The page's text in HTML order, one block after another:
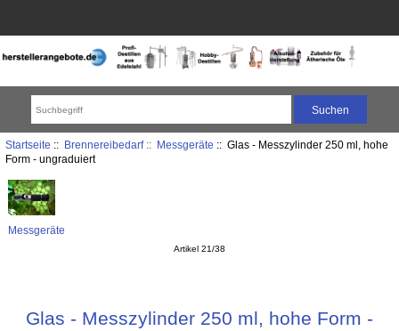
Startseite :: Brennereibedarf :: Messgeräte :: Glas - Messzylinder 250 ml, hohe
Form - ungraduiert
Messgeräte
Artikel 21/38
Glas - Messzylinder 250 ml, hohe Form -